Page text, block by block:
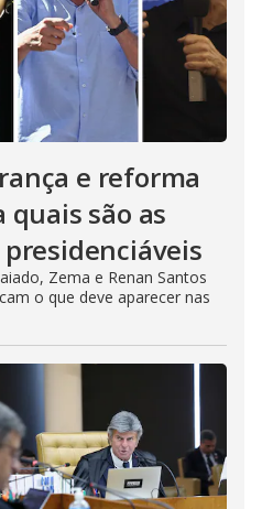
e reforma
quais são as
Zema e Renan Santos
o que deve aparecer nas